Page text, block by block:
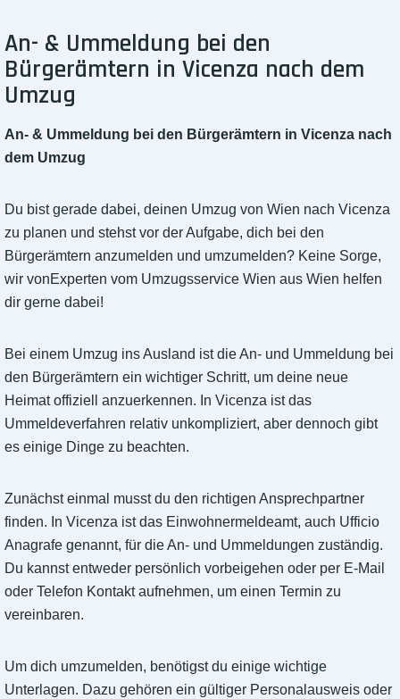
An- & Ummeldung bei den
Bürgerämtern in Vicenza nach dem
Umzug
An- & Ummeldung bei den Bürgerämtern in Vicenza nach
dem Umzug
Du bist gerade dabei, deinen Umzug von Wien nach Vicenza
zu planen und stehst vor der Aufgabe, dich bei den
Bürgerämtern anzumelden und umzumelden? Keine Sorge,
wir vonExperten vom Umzugsservice Wien aus Wien helfen
dir gerne dabei!
Bei einem Umzug ins Ausland ist die An- und Ummeldung bei
den Bürgerämtern ein wichtiger Schritt, um deine neue
Heimat offiziell anzuerkennen. In Vicenza ist das
Ummeldeverfahren relativ unkompliziert, aber dennoch gibt
es einige Dinge zu beachten.
Zunächst einmal musst du den richtigen Ansprechpartner
finden. In Vicenza ist das Einwohnermeldeamt, auch Ufficio
Anagrafe genannt, für die An- und Ummeldungen zuständig.
Du kannst entweder persönlich vorbeigehen oder per E-Mail
oder Telefon Kontakt aufnehmen, um einen Termin zu
vereinbaren.
Um dich umzumelden, benötigst du einige wichtige
Unterlagen. Dazu gehören ein gültiger Personalausweis oder